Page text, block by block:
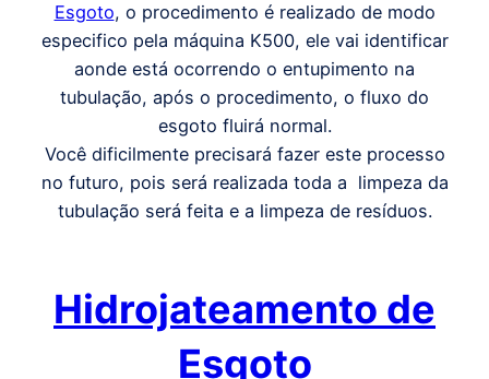
Esgoto, o procedimento é realizado de modo
especifico pela máquina K500, ele vai identificar
aonde está ocorrendo o entupimento na
tubulação, após o procedimento, o fluxo do
esgoto fluirá normal.
Você dificilmente precisará fazer este processo
no futuro, pois será realizada toda a limpeza da
tubulação será feita e a limpeza de resíduos.
Hidrojateamento de
Esgoto